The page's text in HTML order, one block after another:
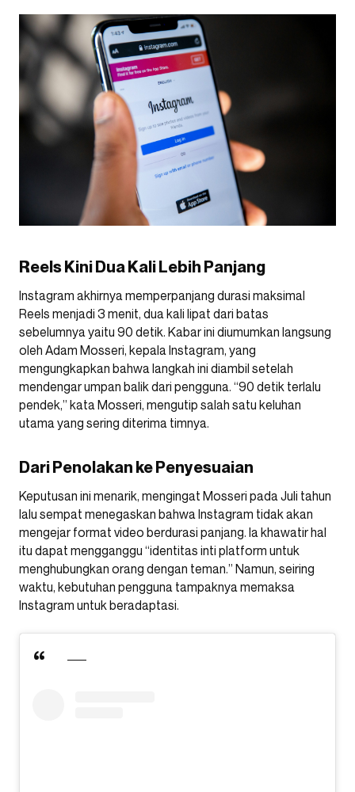
Reels Kini Dua Kali Lebih Panjang
Instagram akhirnya memperpanjang durasi maksimal
Reels menjadi 3 menit, dua kali lipat dari batas
sebelumnya yaitu 90 detik. Kabar ini diumumkan langsung
oleh Adam Mosseri, kepala Instagram, yang
mengungkapkan bahwa langkah ini diambil setelah
mendengar umpan balik dari pengguna. “90 detik terlalu
pendek,” kata Mosseri, mengutip salah satu keluhan
utama yang sering diterima timnya.
Dari Penolakan ke Penyesuaian
Keputusan ini menarik, mengingat Mosseri pada Juli tahun
lalu sempat menegaskan bahwa Instagram tidak akan
mengejar format video berdurasi panjang. Ia khawatir hal
itu dapat mengganggu “identitas inti platform untuk
menghubungkan orang dengan teman.” Namun, seiring
waktu, kebutuhan pengguna tampaknya memaksa
Instagram untuk beradaptasi.